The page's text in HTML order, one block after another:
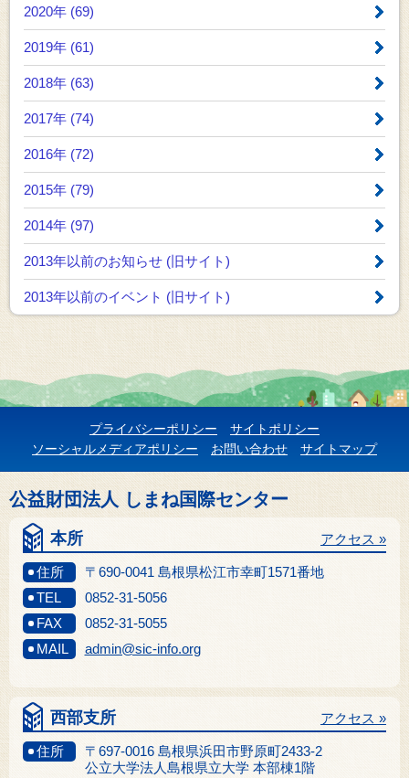
2020年 (69)
2019年 (61)
2018年 (63)
2017年 (74)
2016年 (72)
2015年 (79)
2014年 (97)
2013年以前のお知らせ (旧サイト)
2013年以前のイベント (旧サイト)
プライバシーポリシー
サイトポリシー
ソーシャルメディアポリシー
お問い合わせ サイトマップ
公益財団法人 しまね国際センター
本所
住所 〒690-0041 島根県松江市幸町1571番地
アクセス »
TEL
0852-31-5056
FAX
0852-31-5055
MAIL
admin@sic-info.org
西部支所
住所
〒697-0016 島根県浜田市野原町2433-2
公立大学法人島根県立大学 本部棟1階
アクセス »